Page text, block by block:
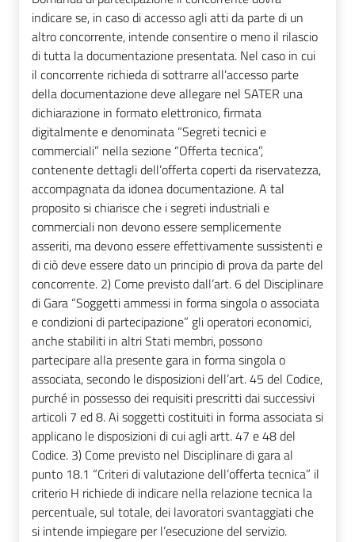
indicare se, in caso di accesso agli atti da parte di un
altro concorrente, intende consentire o meno il rilascio
di tutta la documentazione presentata. Nel caso in cui
il concorrente richieda di sottrarre all’accesso parte
della documentazione deve allegare nel SATER una
dichiarazione in formato elettronico, firmata
digitalmente e denominata “Segreti tecnici e
commerciali” nella sezione “Offerta tecnica”,
contenente dettagli dell’offerta coperti da riservatezza,
accompagnata da idonea documentazione. A tal
proposito si chiarisce che i segreti industriali e
commerciali non devono essere semplicemente
asseriti, ma devono essere effettivamente sussistenti e
di ciò deve essere dato un principio di prova da parte del
concorrente. 2) Come previsto dall’art. 6 del Disciplinare
di Gara “Soggetti ammessi in forma singola o associata
e condizioni di partecipazione” gli operatori economici,
anche stabiliti in altri Stati membri, possono
partecipare alla presente gara in forma singola o
associata, secondo le disposizioni dell’art. 45 del Codice,
purché in possesso dei requisiti prescritti dai successivi
articoli 7 ed 8. Ai soggetti costituiti in forma associata si
applicano le disposizioni di cui agli artt. 47 e 48 del
Codice. 3) Come previsto nel Disciplinare di gara al
punto 18.1 “Criteri di valutazione dell’offerta tecnica” il
criterio H richiede di indicare nella relazione tecnica la
percentuale, sul totale, dei lavoratori svantaggiati che
si intende impiegare per l’esecuzione del servizio.